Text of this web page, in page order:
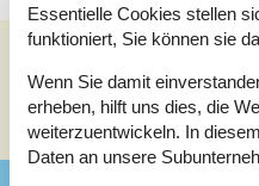
Siehe
Sonnenstand über
Essentielle Cookies stellen
funktioniert, Sie können sie
Wenn Sie damit
erheben, hilft uns dies, die
weiterzuentwickeln. In
Daten an unsere